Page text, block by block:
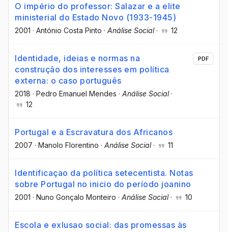
O império do professor: Salazar e a elite
ministerial do Estado Novo (1933-1945)
2001 · António Costa Pinto · Análise Social· 12
Identidade, ideias e normas na
construção dos interesses em política
externa: o caso português
2018 · Pedro Emanuel Mendes · Análise Social·
12
PDF
Portugal e a Escravatura dos Africanos
2007 · Manolo Florentino · Análise Social· 11
Identificaçao da política setecentista. Notas
sobre Portugal no inicio do período joanino
2001 · Nuno Gonçalo Monteiro · Análise Social· 10
Escola e exlusao social: das promessas às